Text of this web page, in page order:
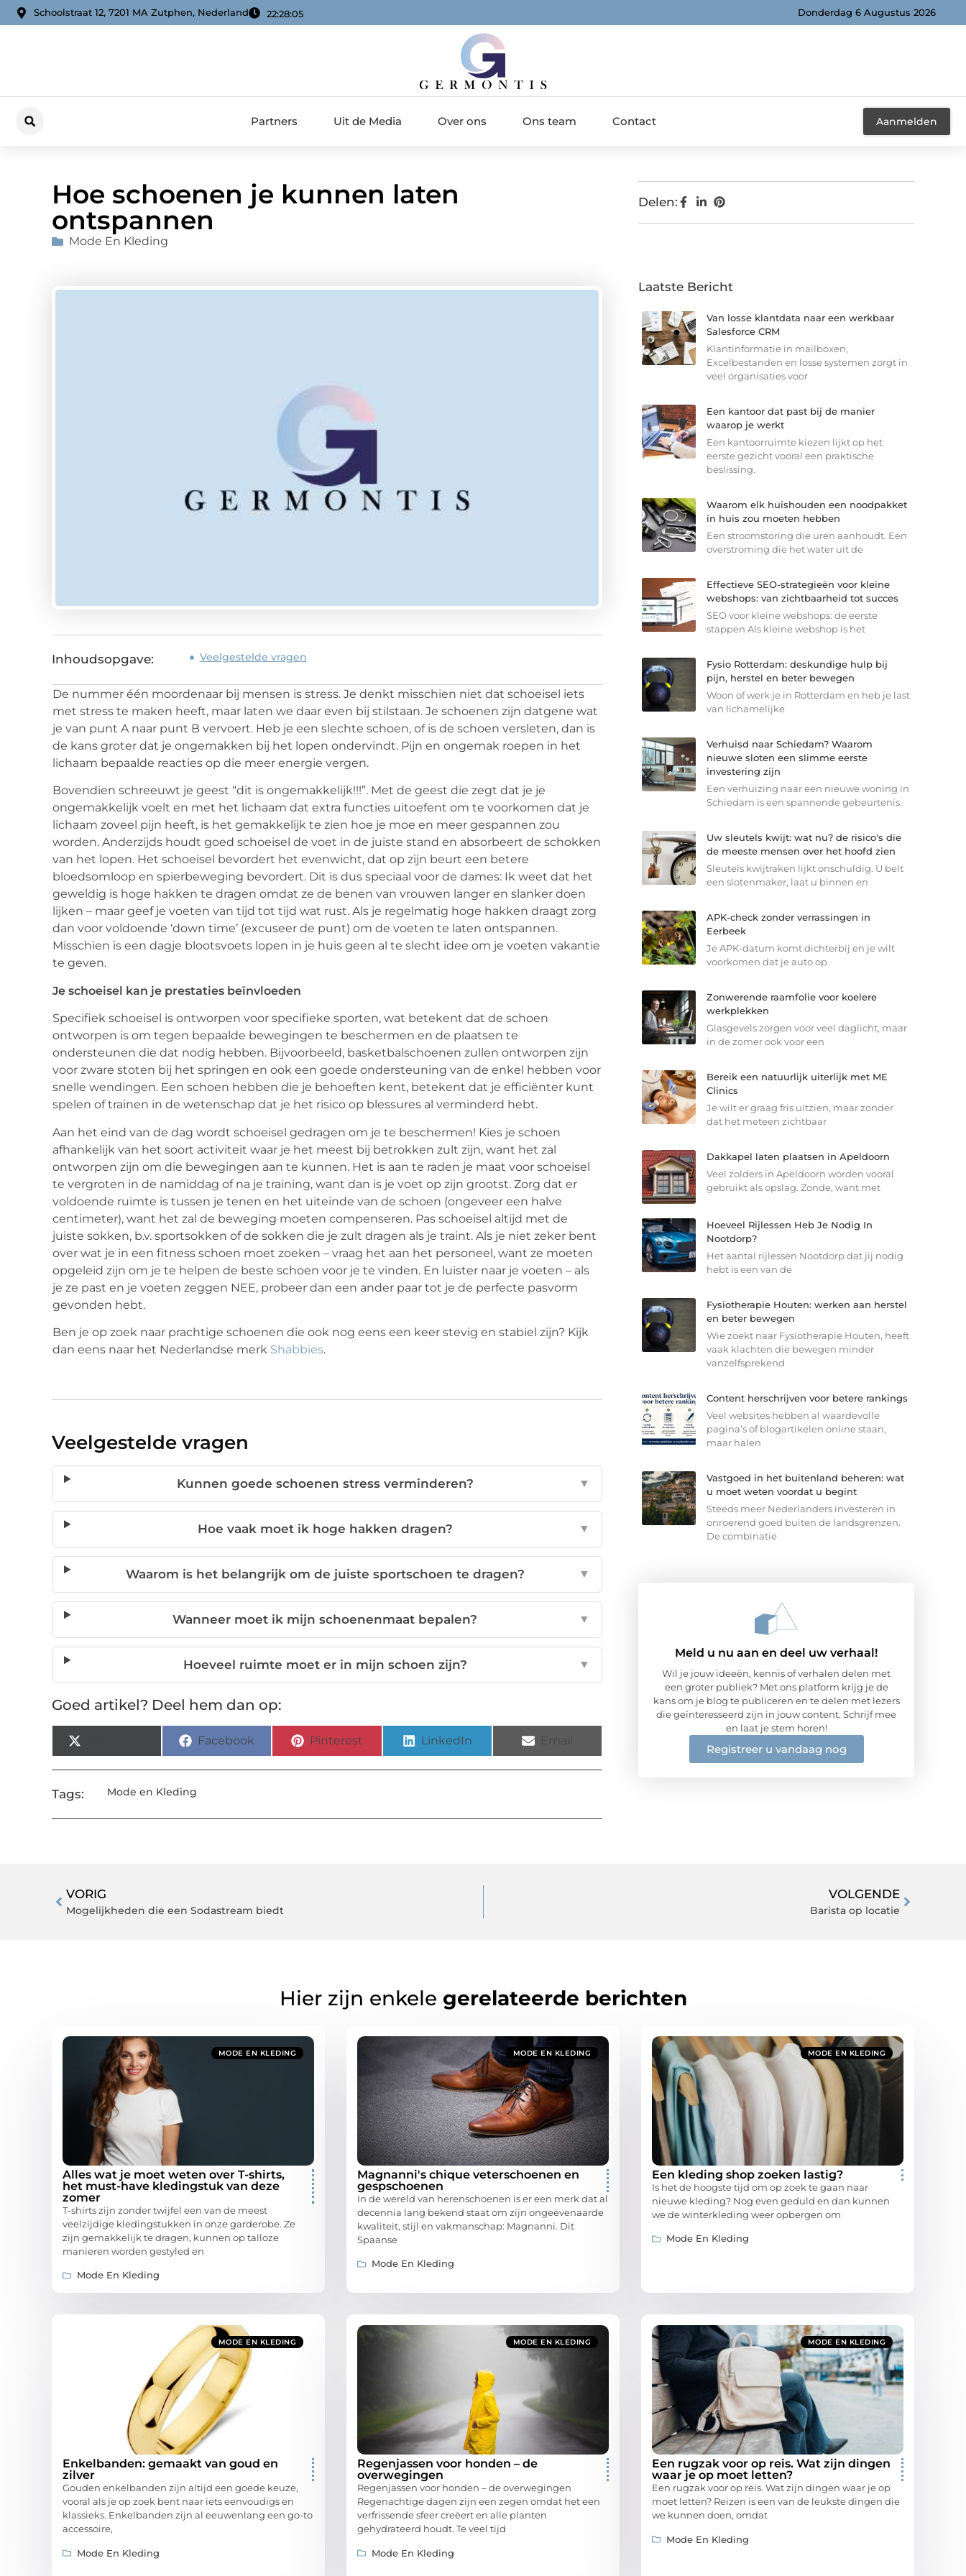
Schoolstraat 12, 7201 MA Zutphen, Nederland 22:28:06 Donderdag 6 Augustus 2026
Partners Uit de Media Over ons Ons team Contact Aanmelden
Hoe schoenen je kunnen laten
ontspannen
Mode En Kleding
Inhoudsopgave: Veelgestelde vragen
De nummer één moordenaar bij mensen is stress. Je denkt misschien niet dat schoeisel iets
met stress te maken heeft, maar laten we daar even bij stilstaan. Je schoenen zijn datgene wat
je van punt A naar punt B vervoert. Heb je een slechte schoen, of is de schoen versleten, dan is
de kans groter dat je ongemakken bij het lopen ondervindt. Pijn en ongemak roepen in het
lichaam bepaalde reacties op die meer energie vergen.
Bovendien schreeuwt je geest “dit is ongemakkelijk!!!”. Met de geest die zegt dat je je
ongemakkelijk voelt en met het lichaam dat extra functies uitoefent om te voorkomen dat je
lichaam zoveel pijn heeft, is het gemakkelijk te zien hoe je moe en meer gespannen zou
worden. Anderzijds houdt goed schoeisel de voet in de juiste stand en absorbeert de schokken
van het lopen. Het schoeisel bevordert het evenwicht, dat op zijn beurt een betere
bloedsomloop en spierbeweging bevordert. Dit is dus speciaal voor de dames: Ik weet dat het
geweldig is hoge hakken te dragen omdat ze de benen van vrouwen langer en slanker doen
lijken – maar geef je voeten van tijd tot tijd wat rust. Als je regelmatig hoge hakken draagt zorg
dan voor voldoende ‘down time’ (excuseer de punt) om de voeten te laten ontspannen.
Misschien is een dagje blootsvoets lopen in je huis geen al te slecht idee om je voeten vakantie
te geven.
Je schoeisel kan je prestaties beïnvloeden
Specifiek schoeisel is ontworpen voor specifieke sporten, wat betekent dat de schoen
ontworpen is om tegen bepaalde bewegingen te beschermen en de plaatsen te
ondersteunen die dat nodig hebben. Bijvoorbeeld, basketbalschoenen zullen ontworpen zijn
voor zware stoten bij het springen en ook een goede ondersteuning van de enkel hebben voor
snelle wendingen. Een schoen hebben die je behoeften kent, betekent dat je efficiënter kunt
spelen of trainen in de wetenschap dat je het risico op blessures al verminderd hebt.
Aan het eind van de dag wordt schoeisel gedragen om je te beschermen! Kies je schoen
afhankelijk van het soort activiteit waar je het meest bij betrokken zult zijn, want het zal
ontworpen zijn om die bewegingen aan te kunnen. Het is aan te raden je maat voor schoeisel
te vergroten in de namiddag of na je training, want dan is je voet op zijn grootst. Zorg dat er
voldoende ruimte is tussen je tenen en het uiteinde van de schoen (ongeveer een halve
centimeter), want het zal de beweging moeten compenseren. Pas schoeisel altijd met de
juiste sokken, b.v. sportsokken of de sokken die je zult dragen als je traint. Als je niet zeker bent
over wat je in een fitness schoen moet zoeken – vraag het aan het personeel, want ze moeten
opgeleid zijn om je te helpen de beste schoen voor je te vinden. En luister naar je voeten – als
je ze past en je voeten zeggen NEE, probeer dan een ander paar tot je de perfecte pasvorm
gevonden hebt.
Ben je op zoek naar prachtige schoenen die ook nog eens een keer stevig en stabiel zijn? Kijk
dan eens naar het Nederlandse merk Shabbies.
Veelgestelde vragen
Kunnen goede schoenen stress verminderen? ▼
Hoe vaak moet ik hoge hakken dragen? ▼
Waarom is het belangrijk om de juiste sportschoen te dragen? ▼
Wanneer moet ik mijn schoenenmaat bepalen? ▼
Hoeveel ruimte moet er in mijn schoen zijn? ▼
Goed artikel? Deel hem dan op:
Facebook Pinterest LinkedIn
Tags: Mode en Kleding
Delen:
Laatste Bericht
Van losse klantdata naar een werkbaar
Salesforce CRM
Klantinformatie in mailboxen,
Excelbestanden en losse systemen zorgt in
veel organisaties voor
Een kantoor dat past bij de manier
waarop je werkt
Een kantoorruimte kiezen lijkt op het
eerste gezicht vooral een praktische
beslissing.
Waarom elk huishouden een noodpakket
in huis zou moeten hebben
Een stroomstoring die uren aanhoudt. Een
overstroming die het water uit de
Effectieve SEO-strategieën voor kleine
webshops: van zichtbaarheid tot succes
SEO voor kleine webshops: de eerste
stappen Als kleine webshop is het
Fysio Rotterdam: deskundige hulp bij
pijn, herstel en beter bewegen
Woon of werk je in Rotterdam en heb je last
van lichamelijke
Verhuisd naar Schiedam? Waarom
nieuwe sloten een slimme eerste
investering zijn
Een verhuizing naar een nieuwe woning in
Schiedam is een spannende gebeurtenis.
Uw sleutels kwijt: wat nu? de risico's die
de meeste mensen over het hoofd zien
Sleutels kwijtraken lijkt onschuldig. U belt
een slotenmaker, laat u binnen en
APK-check zonder verrassingen in
Eerbeek
Je APK-datum komt dichterbij en je wilt
voorkomen dat je auto op
Zonwerende raamfolie voor koelere
werkplekken
Glasgevels zorgen voor veel daglicht, maar
in de zomer ook voor een
Bereik een natuurlijk uiterlijk met ME
Clinics
Je wilt er graag fris uitzien, maar zonder
dat het meteen zichtbaar
Dakkapel laten plaatsen in Apeldoorn
Veel zolders in Apeldoorn worden vooral
gebruikt als opslag. Zonde, want met
Hoeveel Rijlessen Heb Je Nodig In
Nootdorp?
Het aantal rijlessen Nootdorp dat jij nodig
hebt is een van de
Fysiotherapie Houten: werken aan herstel
en beter bewegen
Wie zoekt naar Fysiotherapie Houten, heeft
vaak klachten die bewegen minder
vanzelfsprekend
Content herschrijven voor betere rankings
Veel websites hebben al waardevolle
pagina’s of blogartikelen online staan,
maar halen
Vastgoed in het buitenland beheren: wat
u moet weten voordat u begint
Steeds meer Nederlanders investeren in
onroerend goed buiten de landsgrenzen.
De combinatie
Meld u nu aan en deel uw verhaal!
Wil je jouw ideeën, kennis of verhalen delen met
een groter publiek? Met ons platform krijg je de
kans om je blog te publiceren en te delen met lezers
die geïnteresseerd zijn in jouw content. Schrijf mee
en laat je stem horen!
Registreer u vandaag nog
VORIG
Mogelijkheden die een Sodastream biedt
VOLGENDE
Barista op locatie
Hier zijn enkele gerelateerde berichten
MODE EN KLEDING
Alles wat je moet weten over T-shirts,
het must-have kledingstuk van deze
zomer
T-shirts zijn zonder twijfel een van de meest
veelzijdige kledingstukken in onze garderobe. Ze
zijn gemakkelijk te dragen, kunnen op talloze
manieren worden gestyled en
Mode En Kleding
MODE EN KLEDING
Magnanni's chique veterschoenen en
gespschoenen
In de wereld van herenschoenen is er een merk dat al
decennia lang bekend staat om zijn ongeëvenaarde
kwaliteit, stijl en vakmanschap: Magnanni. Dit
Spaanse
Mode En Kleding
MODE EN KLEDING
Een kleding shop zoeken lastig?
Is het de hoogste tijd om op zoek te gaan naar
nieuwe kleding? Nog even geduld en dan kunnen
we de winterkleding weer opbergen om
Mode En Kleding
MODE EN KLEDING
Enkelbanden: gemaakt van goud en
zilver
Gouden enkelbanden zijn altijd een goede keuze,
vooral als je op zoek bent naar iets eenvoudigs en
klassieks. Enkelbanden zijn al eeuwenlang een go-to
accessoire,
Mode En Kleding
MODE EN KLEDING
Regenjassen voor honden – de
overwegingen
Regenjassen voor honden – de overwegingen
Regenachtige dagen zijn een zegen omdat het een
verfrissende sfeer creëert en alle planten
gehydrateerd houdt. Te veel tijd
Mode En Kleding
MODE EN KLEDING
Een rugzak voor op reis. Wat zijn dingen
waar je op moet letten?
Een rugzak voor op reis. Wat zijn dingen waar je op
moet letten? Reizen is een van de leukste dingen die
we kunnen doen, omdat
Mode En Kleding